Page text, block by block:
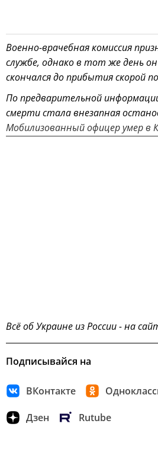
Военно-врачебная комиссия
службе, однако в тот же день
скончался до прибытия скорой
По предварительной
смерти стала внезапная
Мобилизованный офицер умер в
Всё об Украине из России - на
Подписывайся на
ВКонтакте
Дзен Rutube